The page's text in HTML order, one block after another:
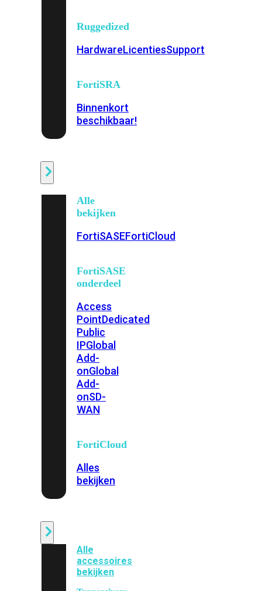
Ruggedized
HardwareLicentiesSupport
FortiSRA
Binnenkort
beschikbaar!
Alle
bekijken
FortiSASEFortiCloud
FortiSASE
onderdeel
Access
PointDedicated
Public
IPGlobal
Add-
onGlobal
Add-
onSD-
WAN
FortiCloud
Alles
bekijken
Alle
accessoires
bekijken